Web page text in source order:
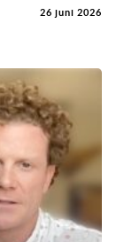
26 juni 2026